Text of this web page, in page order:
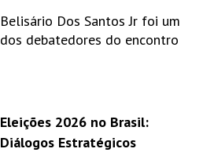
Belisário Dos Santos Jr foi um
dos debatedores do encontro
Eleições 2026 no Brasil:
Diálogos Estratégicos